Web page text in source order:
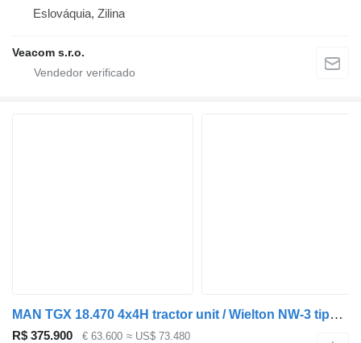
Eslováquia, Zilina
Veacom s.r.o.
MAN TGX 18.470 4x4H tractor unit / Wielton NW-3 tipper semi-trailer + semi-reboque basculante
R$ 375.900 € 63.600 ≈ US$ 73.480